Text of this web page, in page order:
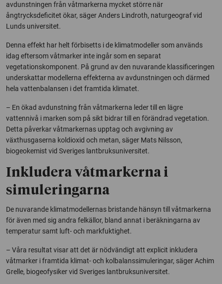
avdunstningen från våtmarkerna mycket större när
ångtrycksdeficitet ökar, säger Anders Lindroth, naturgeograf vid
Lunds universitet.
Denna effekt har helt förbisetts i de klimatmodeller som används
idag eftersom våtmarker inte ingår som en separat
vegetationskomponent. På grund av den nuvarande klassificeringen
underskattar modellerna effekterna av avdunstningen och därmed
hela vattenbalansen i det framtida klimatet.
– En ökad avdunstning från våtmarkerna leder till en lägre
vattennivå i marken som på sikt bidrar till en förändrad vegetation.
Detta påverkar våtmarkernas upptag och avgivning av
växthusgaserna koldioxid och metan, säger Mats Nilsson,
biogeokemist vid Sveriges lantbruksuniversitet.
Inkludera våtmarkerna i
simuleringarna
De nuvarande klimatmodellernas bristande hänsyn till våtmarkerna
för även med sig andra felkällor, bland annat i beräkningarna av
temperatur samt luft- och markfuktighet.
– Våra resultat visar att det är nödvändigt att explicit inkludera
våtmarker i framtida klimat- och kolbalanssimuleringar, säger Achim
Grelle, biogeofysiker vid Sveriges lantbruksuniversitet.